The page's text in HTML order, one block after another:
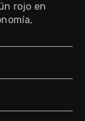
rojo en